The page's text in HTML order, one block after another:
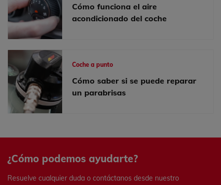
Cómo funciona el aire
acondicionado del coche
Coche a punto
Cómo saber si se puede reparar
un parabrisas
¿Cómo podemos ayudarte?
Resuelve cualquier duda o contáctanos desde nuestro